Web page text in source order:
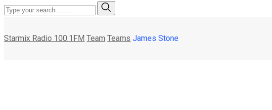
Starmix Radio 100.1FM Team Teams James Stone